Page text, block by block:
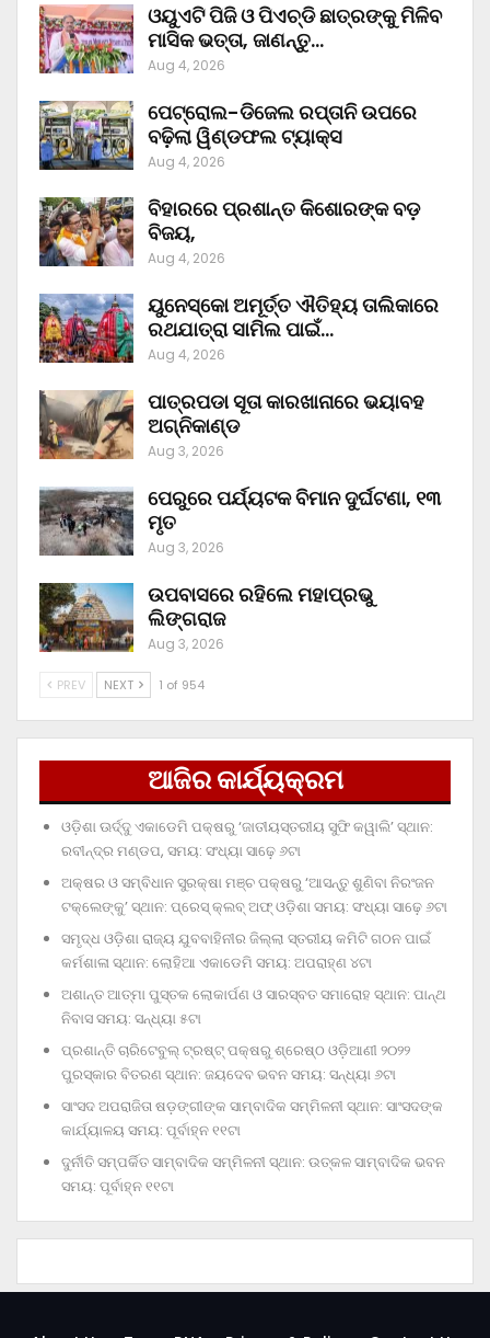
ଓୟୁଏଟି ପିଜି ଓ ପିଏଚ୍‌ଡି ଛାତ୍ରଙ୍କୁ ମିଳିବ
ମାସିକ ଭତ୍ତା, ଜାଣନ୍ତୁ…
Aug 4, 2026
ପେଟ୍ରୋଲ-ଡିଜେଲ ରପ୍ତାନି ଉପରେ
ବଢ଼ିଲା ୱିଣ୍ଡଫଲ ଟ୍ୟାକ୍ସ
Aug 4, 2026
ବିହାରରେ ପ୍ରଶାନ୍ତ କିଶୋରଙ୍କ ବଡ଼
ବିଜୟ,
Aug 4, 2026
ୟୁନେସ୍କୋ ଅମୂର୍ତ୍ତ ଐତିହ୍ୟ ତାଲିକାରେ
ରଥଯାତ୍ରା ସାମିଲ ପାଇଁ…
Aug 4, 2026
ପାତ୍ରପଡା ସୂତା କାରଖାନାରେ ଭୟାବହ
ଅଗ୍ନିକାଣ୍ଡ
Aug 3, 2026
ପେରୁରେ ପର୍ଯ୍ୟଟକ ବିମାନ ଦୁର୍ଘଟଣା, ୧୩
ମୃତ
Aug 3, 2026
ଉପବାସରେ ରହିଲେ ମହାପ୍ରଭୁ
ଲିଙ୍ଗରାଜ
Aug 3, 2026
PREV NEXT 1 of 954
ଆଜିର କାର୍ଯ୍ୟକ୍ରମ
ଓଡ଼ିଶା ଊର୍ଦ୍ଦୁ ଏକାଡେମି ପକ୍ଷରୁ ‘ଜାତୀୟସ୍ତରୀୟ ସୁଫି କୱାଲି’ ସ୍ଥାନ:
ରବୀନ୍ଦ୍ର ମଣ୍ଡପ, ସମୟ: ସଂଧ୍ୟା ସାଢ଼େ ୬ଟା
ଅକ୍ଷର ଓ ସମ୍ବିଧାନ ସୁରକ୍ଷା ମଞ୍ଚ ପକ୍ଷରୁ ‘ଆସନ୍ତୁ ଶୁଣିବା ନିରଂଜନ
ଟକ୍‌ଲେଙ୍କୁ’ ସ୍ଥାନ: ପ୍ରେସ୍‌ କ୍ଲବ୍‌ ଅଫ୍‌ ଓଡ଼ିଶା ସମୟ: ସଂଧ୍ୟା ସାଢ଼େ ୬ଟା
ସମୃଦ୍ଧ ଓଡ଼ିଶା ରାଜ୍ୟ ଯୁବବାହିନୀର ଜିଲ୍ଲା ସ୍ତରୀୟ କମିଟି ଗଠନ ପାଇଁ
କର୍ମଶାଳା ସ୍ଥାନ: ଲୋହିଆ ଏକାଡେମି ସମୟ: ଅପରାହ୍‌ଣ ୪ଟା
ଅଶାନ୍ତ ଆତ୍ମା ପୁସ୍ତକ ଲୋକାର୍ପଣ ଓ ସାରସ୍ବତ ସମାରୋହ ସ୍ଥାନ: ପାନ୍ଥ
ନିବାସ ସମୟ: ସନ୍ଧ୍ୟା ୫ଟା
ପ୍ରଶାନ୍ତି ଚାରିଟେବୁଲ୍‌ ଟ୍ରଷ୍ଟ୍‌ ପକ୍ଷରୁ ଶ୍ରେଷ୍ଠ ଓଡ଼ିଆଣୀ ୨୦୨୨
ପୁରସ୍କାର ବିତରଣ ସ୍ଥାନ: ଜୟଦେବ ଭବନ ସମୟ: ସନ୍ଧ୍ୟା ୬ଟା
ସାଂସଦ ଅପରାଜିତା ଷଡ଼ଙ୍ଗୀଙ୍କ ସାମ୍ବାଦିକ ସମ୍ମିଳନୀ ସ୍ଥାନ: ସାଂସଦଙ୍କ
କାର୍ଯ୍ୟାଳୟ ସମୟ: ପୂର୍ବାହ୍ନ ୧୧ଟା
ଦୁର୍ନୀତି ସମ୍ପର୍କିତ ସାମ୍ବାଦିକ ସମ୍ମିଳନୀ ସ୍ଥାନ: ଉତ୍କଳ ସାମ୍ବାଦିକ ଭବନ
ସମୟ: ପୂର୍ବାହ୍ନ ୧୧ଟା